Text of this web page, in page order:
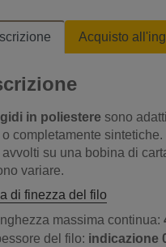
Acquisto
in poliestere sono
o completamente sintetiche.
su una bobina di
variare.
di finezza del filo
massima continua:
del filo: indicazione